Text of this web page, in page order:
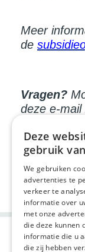
Meer
de
Vragen?
deze e-
via
Deel deze
Deze
gebruik
We gebruiken
advertenties te
verkeer te
informatie over
met onze
die deze kunnen
informatie die u
die zij hebben